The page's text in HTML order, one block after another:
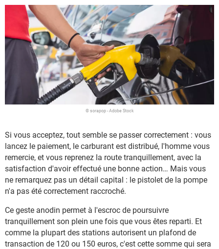
© sorapop - Adobe Stock
Si vous acceptez, tout semble se passer correctement : vous
lancez le paiement, le carburant est distribué, l'homme vous
remercie, et vous reprenez la route tranquillement, avec la
satisfaction d'avoir effectué une bonne action… Mais vous
ne remarquez pas un détail capital : le pistolet de la pompe
n'a pas été correctement raccroché.
Ce geste anodin permet à l'escroc de poursuivre
tranquillement son plein une fois que vous êtes reparti. Et
comme la plupart des stations autorisent un plafond de
transaction de 120 ou 150 euros, c'est cette somme qui sera